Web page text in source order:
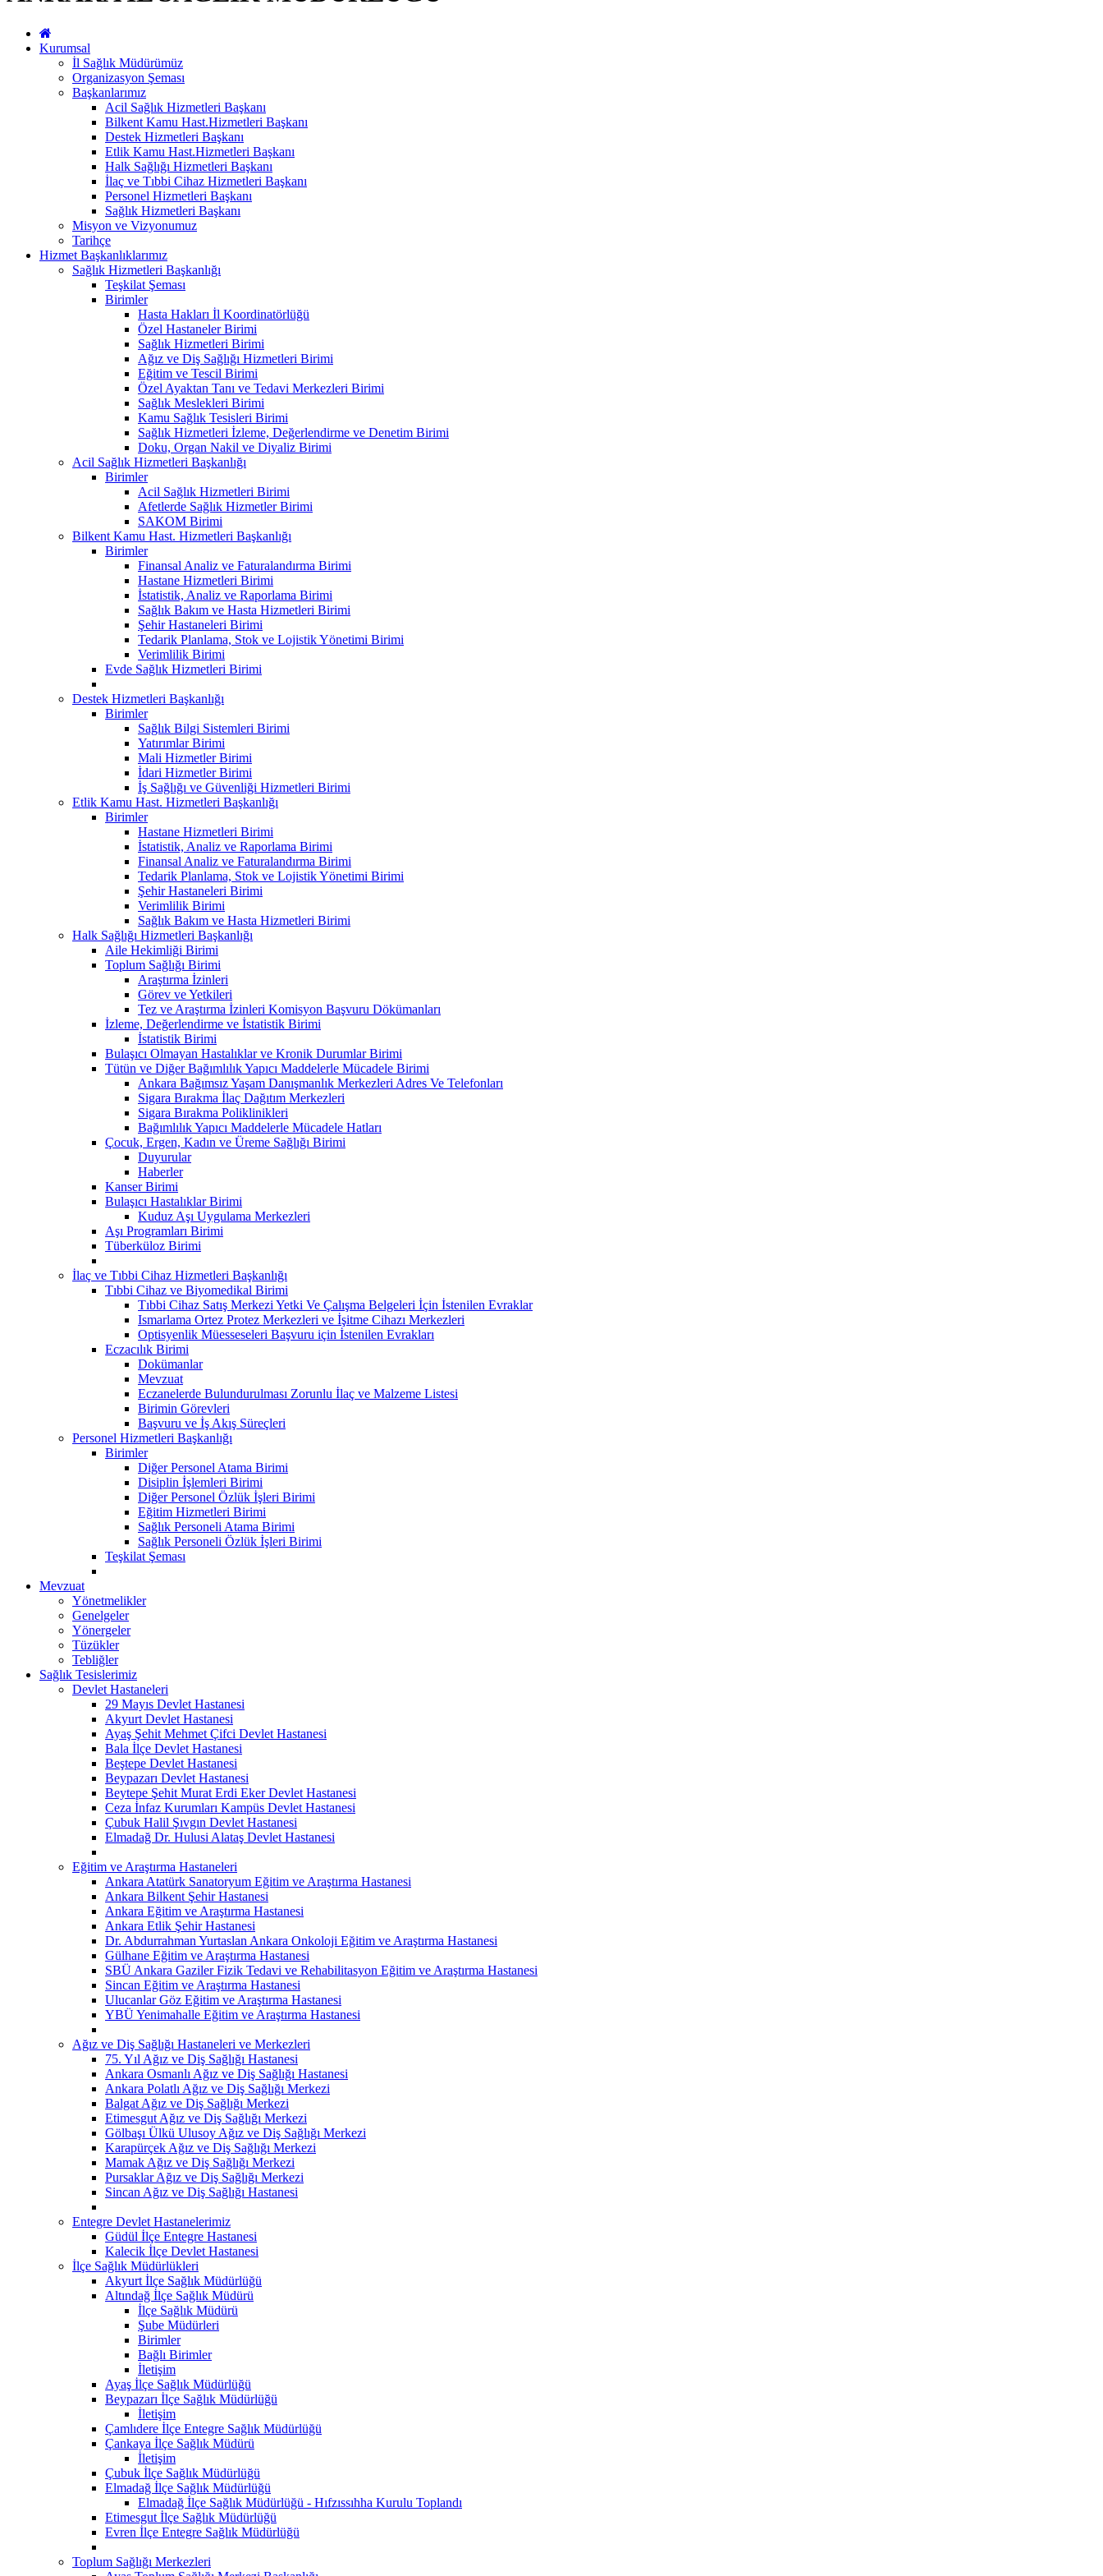
Kurumsal
İl Sağlık Müdürümüz
Organizasyon Şeması
Başkanlarımız
Acil Sağlık Hizmetleri Başkanı
Bilkent Kamu Hast.Hizmetleri Başkanı
Destek Hizmetleri Başkanı
Etlik Kamu Hast.Hizmetleri Başkanı
Halk Sağlığı Hizmetleri Başkanı
İlaç ve Tıbbi Cihaz Hizmetleri Başkanı
Personel Hizmetleri Başkanı
Sağlık Hizmetleri Başkanı
Misyon ve Vizyonumuz
Tarihçe
Hizmet Başkanlıklarımız
Sağlık Hizmetleri Başkanlığı
Teşkilat Şeması
Birimler
Hasta Hakları İl Koordinatörlüğü
Özel Hastaneler Birimi
Sağlık Hizmetleri Birimi
Ağız ve Diş Sağlığı Hizmetleri Birimi
Eğitim ve Tescil Birimi
Özel Ayaktan Tanı ve Tedavi Merkezleri Birimi
Sağlık Meslekleri Birimi
Kamu Sağlık Tesisleri Birimi
Sağlık Hizmetleri İzleme, Değerlendirme ve Denetim Birimi
Doku, Organ Nakil ve Diyaliz Birimi
Acil Sağlık Hizmetleri Başkanlığı
Birimler
Acil Sağlık Hizmetleri Birimi
Afetlerde Sağlık Hizmetler Birimi
SAKOM Birimi
Bilkent Kamu Hast. Hizmetleri Başkanlığı
Birimler
Finansal Analiz ve Faturalandırma Birimi
Hastane Hizmetleri Birimi
İstatistik, Analiz ve Raporlama Birimi
Sağlık Bakım ve Hasta Hizmetleri Birimi
Şehir Hastaneleri Birimi
Tedarik Planlama, Stok ve Lojistik Yönetimi Birimi
Verimlilik Birimi
Evde Sağlık Hizmetleri Birimi
Destek Hizmetleri Başkanlığı
Birimler
Sağlık Bilgi Sistemleri Birimi
Yatırımlar Birimi
Mali Hizmetler Birimi
İdari Hizmetler Birimi
İş Sağlığı ve Güvenliği Hizmetleri Birimi
Etlik Kamu Hast. Hizmetleri Başkanlığı
Birimler
Hastane Hizmetleri Birimi
İstatistik, Analiz ve Raporlama Birimi
Finansal Analiz ve Faturalandırma Birimi
Tedarik Planlama, Stok ve Lojistik Yönetimi Birimi
Şehir Hastaneleri Birimi
Verimlilik Birimi
Sağlık Bakım ve Hasta Hizmetleri Birimi
Halk Sağlığı Hizmetleri Başkanlığı
Aile Hekimliği Birimi
Toplum Sağlığı Birimi
Araştırma İzinleri
Görev ve Yetkileri
Tez ve Araştırma İzinleri Komisyon Başvuru Dökümanları
İzleme, Değerlendirme ve İstatistik Birimi
İstatistik Birimi
Bulaşıcı Olmayan Hastalıklar ve Kronik Durumlar Birimi
Tütün ve Diğer Bağımlılık Yapıcı Maddelerle Mücadele Birimi
Ankara Bağımsız Yaşam Danışmanlık Merkezleri Adres Ve Telefonları
Sigara Bırakma İlaç Dağıtım Merkezleri
Sigara Bırakma Poliklinikleri
Bağımlılık Yapıcı Maddelerle Mücadele Hatları
Çocuk, Ergen, Kadın ve Üreme Sağlığı Birimi
Duyurular
Haberler
Kanser Birimi
Bulaşıcı Hastalıklar Birimi
Kuduz Aşı Uygulama Merkezleri
Aşı Programları Birimi
Tüberküloz Birimi
İlaç ve Tıbbi Cihaz Hizmetleri Başkanlığı
Tıbbi Cihaz ve Biyomedikal Birimi
Tıbbi Cihaz Satış Merkezi Yetki Ve Çalışma Belgeleri İçin İstenilen Evraklar
Ismarlama Ortez Protez Merkezleri ve İşitme Cihazı Merkezleri
Optisyenlik Müesseseleri Başvuru için İstenilen Evrakları
Eczacılık Birimi
Dokümanlar
Mevzuat
Eczanelerde Bulundurulması Zorunlu İlaç ve Malzeme Listesi
Birimin Görevleri
Başvuru ve İş Akış Süreçleri
Personel Hizmetleri Başkanlığı
Birimler
Diğer Personel Atama Birimi
Disiplin İşlemleri Birimi
Diğer Personel Özlük İşleri Birimi
Eğitim Hizmetleri Birimi
Sağlık Personeli Atama Birimi
Sağlık Personeli Özlük İşleri Birimi
Teşkilat Şeması
Mevzuat
Yönetmelikler
Genelgeler
Yönergeler
Tüzükler
Tebliğler
Sağlık Tesislerimiz
Devlet Hastaneleri
29 Mayıs Devlet Hastanesi
Akyurt Devlet Hastanesi
Ayaş Şehit Mehmet Çifci Devlet Hastanesi
Bala İlçe Devlet Hastanesi
Beştepe Devlet Hastanesi
Beypazarı Devlet Hastanesi
Beytepe Şehit Murat Erdi Eker Devlet Hastanesi
Ceza İnfaz Kurumları Kampüs Devlet Hastanesi
Çubuk Halil Şıvgın Devlet Hastanesi
Elmadağ Dr. Hulusi Alataş Devlet Hastanesi
Eğitim ve Araştırma Hastaneleri
Ankara Atatürk Sanatoryum Eğitim ve Araştırma Hastanesi
Ankara Bilkent Şehir Hastanesi
Ankara Eğitim ve Araştırma Hastanesi
Ankara Etlik Şehir Hastanesi
Dr. Abdurrahman Yurtaslan Ankara Onkoloji Eğitim ve Araştırma Hastanesi
Gülhane Eğitim ve Araştırma Hastanesi
SBÜ Ankara Gaziler Fizik Tedavi ve Rehabilitasyon Eğitim ve Araştırma Hastanesi
Sincan Eğitim ve Araştırma Hastanesi
Ulucanlar Göz Eğitim ve Araştırma Hastanesi
YBÜ Yenimahalle Eğitim ve Araştırma Hastanesi
Ağız ve Diş Sağlığı Hastaneleri ve Merkezleri
75. Yıl Ağız ve Diş Sağlığı Hastanesi
Ankara Osmanlı Ağız ve Diş Sağlığı Hastanesi
Ankara Polatlı Ağız ve Diş Sağlığı Merkezi
Balgat Ağız ve Diş Sağlığı Merkezi
Etimesgut Ağız ve Diş Sağlığı Merkezi
Gölbaşı Ülkü Ulusoy Ağız ve Diş Sağlığı Merkezi
Karapürçek Ağız ve Diş Sağlığı Merkezi
Mamak Ağız ve Diş Sağlığı Merkezi
Pursaklar Ağız ve Diş Sağlığı Merkezi
Sincan Ağız ve Diş Sağlığı Hastanesi
Entegre Devlet Hastanelerimiz
Güdül İlçe Entegre Hastanesi
Kalecik İlçe Devlet Hastanesi
İlçe Sağlık Müdürlükleri
Akyurt İlçe Sağlık Müdürlüğü
Altındağ İlçe Sağlık Müdürü
İlçe Sağlık Müdürü
Şube Müdürleri
Birimler
Bağlı Birimler
İletişim
Ayaş İlçe Sağlık Müdürlüğü
Beypazarı İlçe Sağlık Müdürlüğü
İletişim
Çamlıdere İlçe Entegre Sağlık Müdürlüğü
Çankaya İlçe Sağlık Müdürü
İletişim
Çubuk İlçe Sağlık Müdürlüğü
Elmadağ İlçe Sağlık Müdürlüğü
Elmadağ İlçe Sağlık Müdürlüğü - Hıfzıssıhha Kurulu Toplandı
Etimesgut İlçe Sağlık Müdürlüğü
Evren İlçe Entegre Sağlık Müdürlüğü
Toplum Sağlığı Merkezleri